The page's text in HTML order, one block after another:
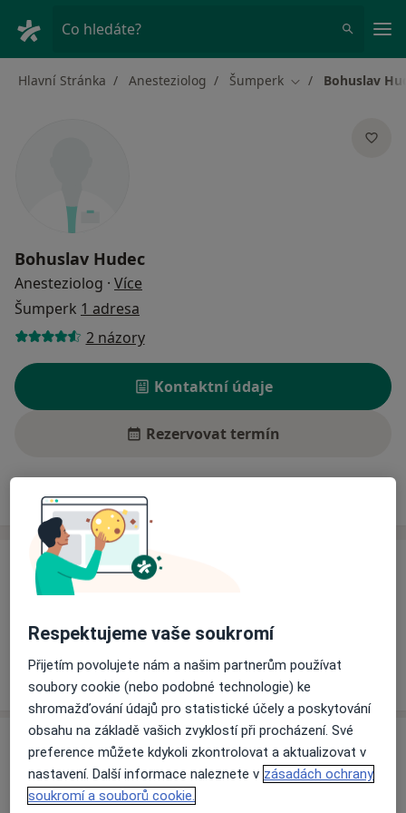
Co hledáte?
Hlavní Stránka Anesteziolog Šumperk Změna města
Bohuslav
Bohuslav Hudec
Anesteziolog · Více
Šumperk 1 adresa
2 názory
Kontaktní údaje
Rezervovat termín
Ceník Adresy
Ceník
Tento specialista ještě nepřidával žádné informace o
Adresa
Odborný lékař anesteziologie
Nerudova 41, Šumperk
Respektujeme vaše soukromí
Přijetím povolujete nám a našim partnerům používat
soubory cookie (nebo podobné technologie) ke
shromažďování údajů pro statistické účely a poskytování
obsahu na základě vašich zvyklostí při procházení. Své
preference můžete kdykoli zkontrolovat a aktualizovat v
nastavení. Další informace naleznete v zásadách ochrany
soukromí a souborů cookie.